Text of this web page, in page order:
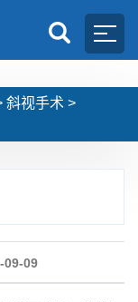
斜视手术 >
09-09